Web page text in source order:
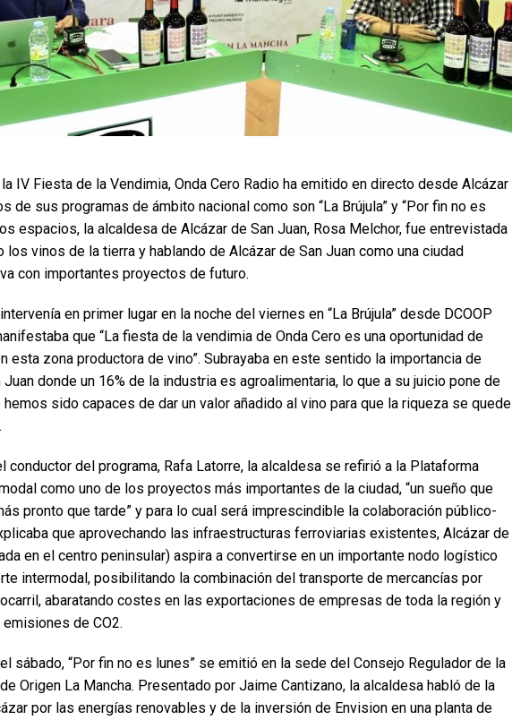
IV Fiesta de la Vendimia, Onda Cero Radio ha emitido en directo desde Alcázar
de sus programas de ámbito nacional como son “La Brújula” y “Por fin no es
espacios, la alcaldesa de Alcázar de San Juan, Rosa Melchor, fue entrevistada
los vinos de la tierra y hablando de Alcázar de San Juan como una ciudad
con importantes proyectos de futuro.
en primer lugar en la noche del viernes en “La Brújula” desde DCOOP
que “La fiesta de la vendimia de Onda Cero es una oportunidad de
esta zona productora de vino”. Subrayaba en este sentido la importancia de
Juan donde un 16% de la industria es agroalimentaria, lo que a su juicio pone de
sido capaces de dar un valor añadido al vino para que la riqueza se quede
conductor del programa, Rafa Latorre, la alcaldesa se refirió a la Plataforma
como uno de los proyectos más importantes de la ciudad, “un sueño que
pronto que tarde” y para lo cual será imprescindible la colaboración público-
que aprovechando las infraestructuras ferroviarias existentes, Alcázar de
en el centro peninsular) aspira a convertirse en un importante nodo logístico
intermodal, posibilitando la combinación del transporte de mercancías por
abaratando costes en las exportaciones de empresas de toda la región y
de CO2.
sábado, “Por fin no es lunes” se emitió en la sede del Consejo Regulador de la
Origen La Mancha. Presentado por Jaime Cantizano, la alcaldesa habló de la
por las energías renovables y de la inversión de Envision en una planta de